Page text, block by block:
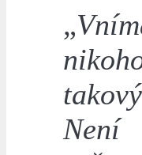
„